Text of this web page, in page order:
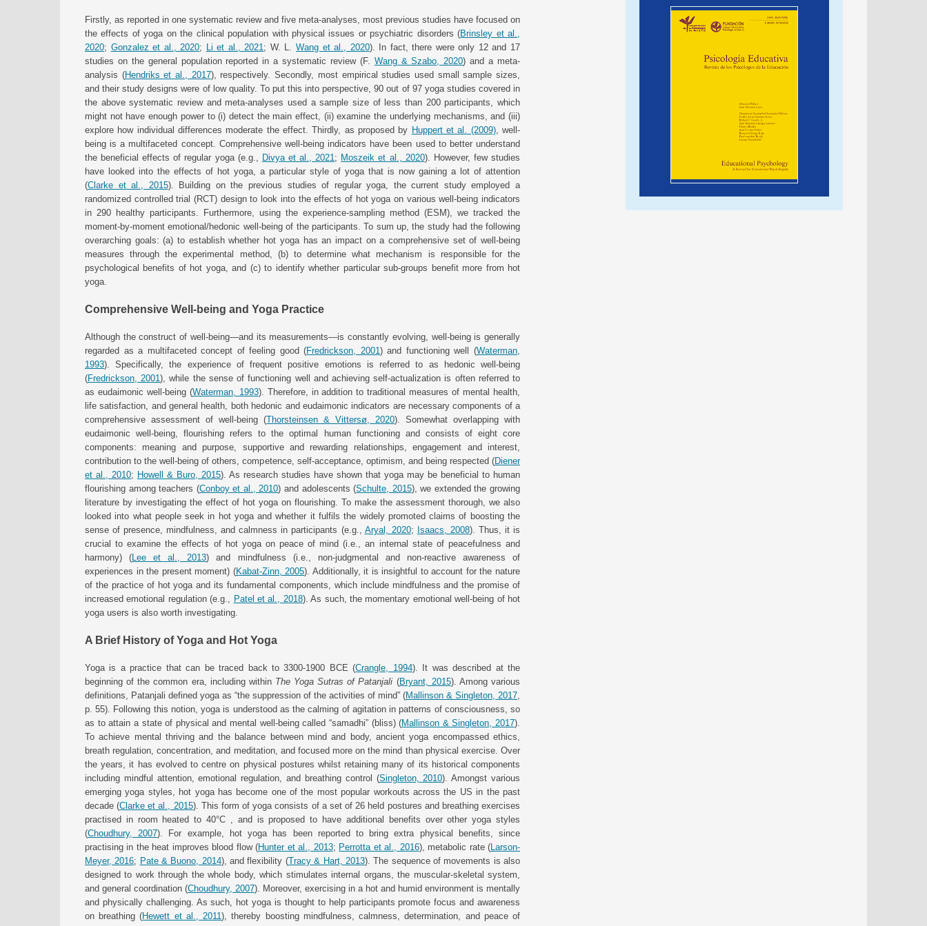
Firstly, as reported in one systematic review and five meta-analyses, most previous studies have focused on
the effects of yoga on the clinical population with physical issues or psychiatric disorders (Brinsley et al.,
2020; Gonzalez et al., 2020; Li et al., 2021; W. L.Wang et al., 2020). In fact, there were only 12 and 17
studies on the general population reported in a systematic review (F. Wang & Szabo, 2020) and a meta-
analysis (Hendriks et al., 2017), respectively. Secondly, most empirical studies used small sample sizes,
and their study designs were of low quality. To put this into perspective, 90 out of 97 yoga studies covered in
the above systematic review and meta-analyses used a sample size of less than 200 participants, which
might not have enough power to (i) detect the main effect, (ii) examine the underlying mechanisms, and (iii)
explore how individual differences moderate the effect. Thirdly, as proposed by Huppert et al. (2009), well-
being is a multifaceted concept. Comprehensive well-being indicators have been used to better understand
the beneficial effects of regular yoga (e.g., Divya et al., 2021; Moszeik et al., 2020). However, few studies
have looked into the effects of hot yoga, a particular style of yoga that is now gaining a lot of attention
(Clarke et al., 2015). Building on the previous studies of regular yoga, the current study employed a
randomized controlled trial (RCT) design to look into the effects of hot yoga on various well-being indicators
in 290 healthy participants. Furthermore, using the experience-sampling method (ESM), we tracked the
moment-by-moment emotional/hedonic well-being of the participants. To sum up, the study had the following
overarching goals: (a) to establish whether hot yoga has an impact on a comprehensive set of well-being
measures through the experimental method, (b) to determine what mechanism is responsible for the
psychological benefits of hot yoga, and (c) to identify whether particular sub-groups benefit more from hot
yoga.
Comprehensive Well-being and Yoga Practice
Although the construct of well-being—and its measurements—is constantly evolving, well-being is generally
regarded as a multifaceted concept of feeling good (Fredrickson, 2001) and functioning well (Waterman,
1993). Specifically, the experience of frequent positive emotions is referred to as hedonic well-being
(Fredrickson, 2001), while the sense of functioning well and achieving self-actualization is often referred to
as eudaimonic well-being (Waterman, 1993). Therefore, in addition to traditional measures of mental health,
life satisfaction, and general health, both hedonic and eudaimonic indicators are necessary components of a
comprehensive assessment of well-being (Thorsteinsen & Vittersø, 2020). Somewhat overlapping with
eudaimonic well-being, flourishing refers to the optimal human functioning and consists of eight core
components: meaning and purpose, supportive and rewarding relationships, engagement and interest,
contribution to the well-being of others, competence, self-acceptance, optimism, and being respected (Diener
et al., 2010; Howell & Buro, 2015). As research studies have shown that yoga may be beneficial to human
flourishing among teachers (Conboy et al., 2010) and adolescents (Schulte, 2015), we extended the growing
literature by investigating the effect of hot yoga on flourishing. To make the assessment thorough, we also
looked into what people seek in hot yoga and whether it fulfils the widely promoted claims of boosting the
sense of presence, mindfulness, and calmness in participants (e.g., Aryal, 2020; Isaacs, 2008). Thus, it is
crucial to examine the effects of hot yoga on peace of mind (i.e., an internal state of peacefulness and
harmony) (Lee et al., 2013) and mindfulness (i.e., non-judgmental and non-reactive awareness of
experiences in the present moment) (Kabat-Zinn, 2005). Additionally, it is insightful to account for the nature
of the practice of hot yoga and its fundamental components, which include mindfulness and the promise of
increased emotional regulation (e.g., Patel et al., 2018). As such, the momentary emotional well-being of hot
yoga users is also worth investigating.
A Brief History of Yoga and Hot Yoga
Yoga is a practice that can be traced back to 3300-1900 BCE (Crangle, 1994). It was described at the
beginning of the common era, including within The Yoga Sutras of Patanjali (Bryant, 2015). Among various
definitions, Patanjali defined yoga as “the suppression of the activities of mind” (Mallinson & Singleton, 2017,
p. 55). Following this notion, yoga is understood as the calming of agitation in patterns of consciousness, so
as to attain a state of physical and mental well-being called “samadhi” (bliss) (Mallinson & Singleton, 2017).
To achieve mental thriving and the balance between mind and body, ancient yoga encompassed ethics,
breath regulation, concentration, and meditation, and focused more on the mind than physical exercise. Over
the years, it has evolved to centre on physical postures whilst retaining many of its historical components
including mindful attention, emotional regulation, and breathing control (Singleton, 2010). Amongst various
emerging yoga styles, hot yoga has become one of the most popular workouts across the US in the past
decade (Clarke et al., 2015). This form of yoga consists of a set of 26 held postures and breathing exercises
practised in room heated to 40°C , and is proposed to have additional benefits over other yoga styles
(Choudhury, 2007). For example, hot yoga has been reported to bring extra physical benefits, since
practising in the heat improves blood flow (Hunter et al., 2013; Perrotta et al., 2016), metabolic rate (Larson-
Meyer, 2016; Pate & Buono, 2014), and flexibility (Tracy & Hart, 2013). The sequence of movements is also
designed to work through the whole body, which stimulates internal organs, the muscular-skeletal system,
and general coordination (Choudhury, 2007). Moreover, exercising in a hot and humid environment is mentally
and physically challenging. As such, hot yoga is thought to help participants promote focus and awareness
on breathing (Hewett et al., 2011), thereby boosting mindfulness, calmness, determination, and peace of